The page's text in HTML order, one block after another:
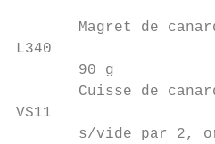
Magret de
L340
90 g
Cuisse de
VS11
s/vide par 2,